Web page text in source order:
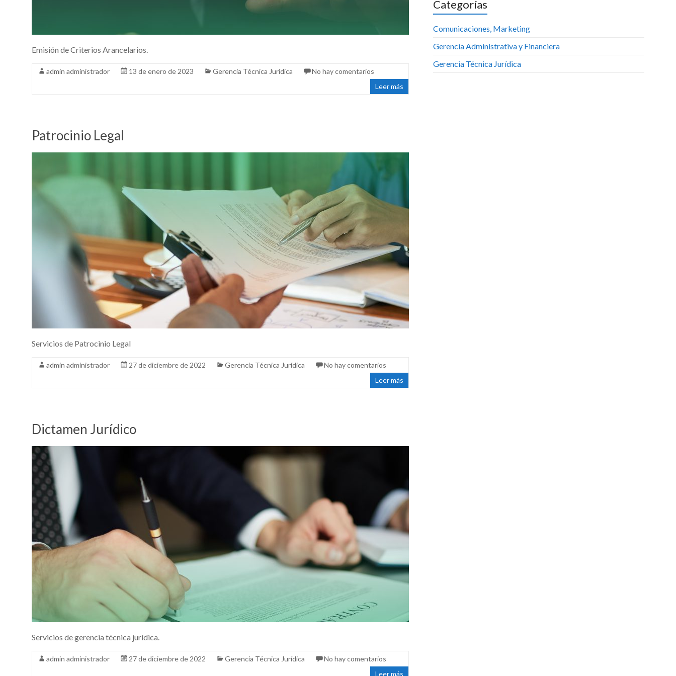
Emisión de Criterios Arancelarios.
admin administrador 13 de enero de 2023 Gerencia Técnica Jurídica
No hay comentarios
Leer más
Patrocinio Legal
Servicios de Patrocinio Legal
admin administrador 27 de diciembre de 2022 Gerencia Técnica Jurídica
No hay comentarios
Leer más
Dictamen Jurídico
Servicios de gerencia técnica jurídica.
admin administrador 27 de diciembre de 2022 Gerencia Técnica Jurídica
No hay comentarios
Leer más
Categorías
Comunicaciones, Marketing
Gerencia Administrativa y Financiera
Gerencia Técnica Jurídica